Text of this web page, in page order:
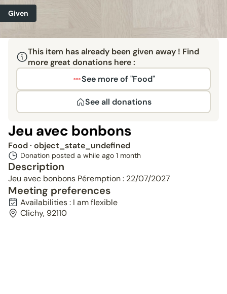
Given
This item has already been given away ! Find
more great donations here :
See more of "Food"
See all donations
Jeu avec bonbons
Food· object_state_undefined
Donation posted a while ago 1 month
Description
Jeu avec bonbons Péremption : 22/07/2027
Meeting preferences
Availabilities : I am flexible
Clichy, 92110